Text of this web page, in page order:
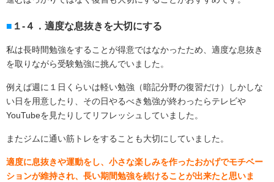
１-４．適度な息抜きを大切にする
私は長時間勉強をすることが得意ではなかったため、適度な息抜き
を取りながら受験勉強に挑んでいました。
例えば週に１日くらいは軽い勉強（暗記分野の復習だけ）しかしな
い日を用意したり、その日やるべき勉強が終わったらテレビや
YouTubeを見たりしてリフレッシュしていました。
またジムに通い筋トレをすることも大切にしていました。
適度に息抜きや運動をし、小さな楽しみを作ったおかげでモチベー
ションが維持され、長い期間勉強を続けることが出来たと思いま